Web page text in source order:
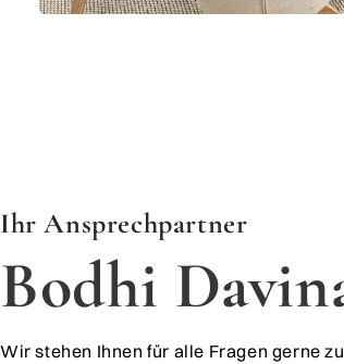
​​​​​​​Ihr Ansprechpartner
Bodhi
Wir stehen Ihnen für alle Fragen gerne